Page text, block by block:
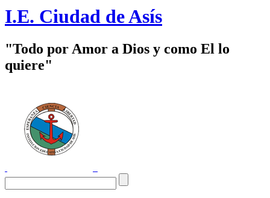
I.E. Ciudad de Asís
"Todo por Amor a Dios y como El lo
quiere"